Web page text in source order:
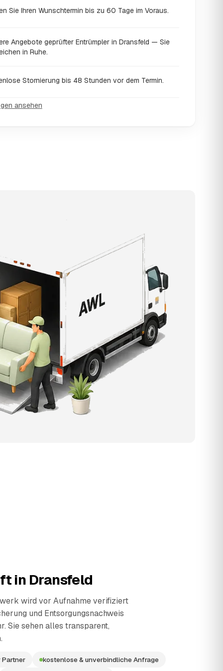
Sie Ihren Wunschtermin bis zu 60 Tage im Voraus.
Angebote geprüfter Entrümpler in Dransfeld — Sie
in Ruhe.
Stornierung bis 48 Stunden vor dem Termin.
ansehen
in Dransfeld
wird vor Aufnahme verifiziert
und Entsorgungsnachweis
Sie sehen alles transparent,
Partner kostenlose & unverbindliche Anfrage